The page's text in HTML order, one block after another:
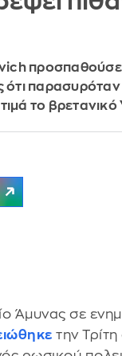
προσπαθούσε
ότι παρασυρόταν
το
Άμυνας σε
την